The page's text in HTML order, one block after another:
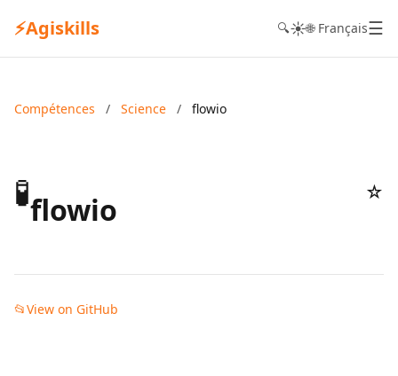
⚡Agiskills 🔍☀️🌐 Français☰
Compétences / Science / flowio
🧪flowio ☆
📂View on GitHub